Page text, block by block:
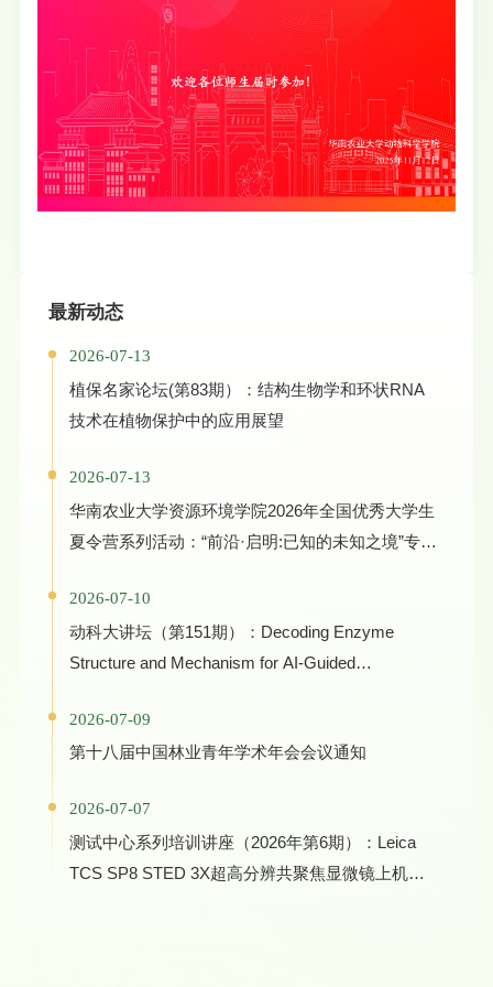
最新动态
2026-07-13
植保名家论坛(第83期）：结构生物学和环状RNA
技术在植物保护中的应用展望
2026-07-13
华南农业大学资源环境学院2026年全国优秀大学生
夏令营系列活动：“前沿·启明:已知的未知之境”专家
2026-07-10
动科大讲坛（第151期）：Decoding Enzyme
Structure and Mechanism for AI-Guided
Manufacturing
2026-07-09
第十八届中国林业青年学术年会会议通知
2026-07-07
测试中心系列培训讲座（2026年第6期）：Leica
TCS SP8 STED 3X超高分辨共聚焦显微镜上机培